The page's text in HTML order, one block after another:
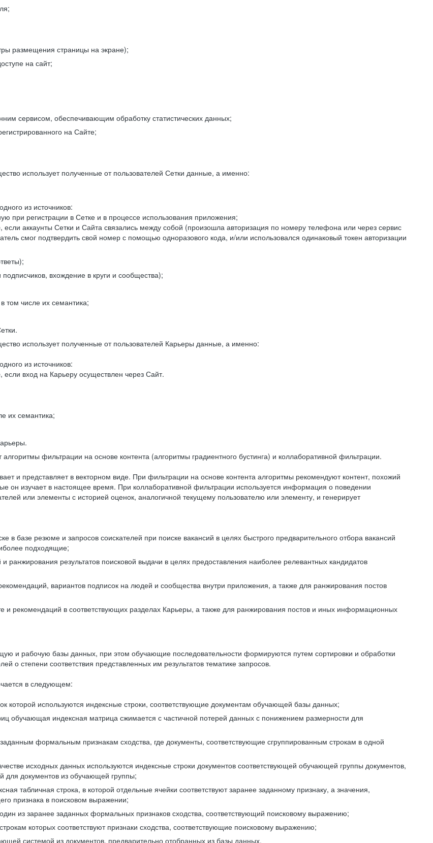
размещения страницы на экране);
на сайт;
сервисом, обеспечивающим обработку статистических данных;
на Сайте;
использует полученные от пользователей Сетки данные, а именно:
из источников:
при регистрации в Сетке и в процессе использования приложения;
аккаунты Сетки и Сайта связались между собой (произошла авторизация по номеру телефона или через сервис
смог подтвердить свой номер с помощью одноразового кода, и/или использовался одинаковый токен авторизации
вхождение в круги и сообщества);
том числе их семантика;
использует полученные от пользователей Карьеры данные, а именно:
из источников:
вход на Карьеру осуществлен через Сайт.
их семантика;
фильтрации на основе контента (алгоритмы градиентного бустинга) и коллаборативной фильтрации.
и представляет в векторном виде. При фильтрации на основе контента алгоритмы рекомендуют контент, похожий
он изучает в настоящее время. При коллаборативной фильтрации используется информация о поведении
или элементы с историей оценок, аналогичной текущему пользователю или элементу, и генерирует
в базе резюме и запросов соискателей при поиске вакансий в целях быстрого предварительного отбора вакансий
подходящие;
результатов поисковой выдачи в целях предоставления наиболее релевантных кандидатов
вариантов подписок на людей и сообщества внутри приложения, а также для ранжирования постов
и рекомендаций в соответствующих разделах Карьеры, а также для ранжирования постов и иных информационных
и рабочую базы данных, при этом обучающие последовательности формируются путем сортировки и обработки
о степени соответствия представленных им результатов тематике запросов.
в следующем:
которой используются индексные строки, соответствующие документам обучающей базы данных;
обучающая индексная матрица сжимается с частичной потерей данных с понижением размерности для
формальным признакам сходства, где документы, соответствующие сгруппированным строкам в одной
исходных данных используются индексные строки документов соответствующей обучающей группы документов,
для документов из обучающей группы;
табличная строка, в которой отдельные ячейки соответствуют заранее заданному признаку, а значения,
признака в поисковом выражении;
из заранее заданных формальных признаков сходства, соответствующий поисковому выражению;
которых соответствуют признаки сходства, соответствующие поисковому выражению;
системой из документов, предварительно отобранных из базы данных.